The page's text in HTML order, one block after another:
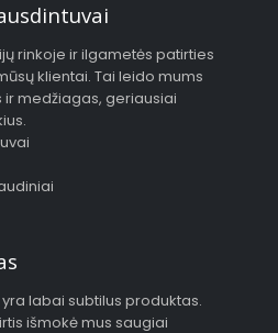
rinkoje ir ilgametės patirties
klientai. Tai leido mums
medžiagas, geriausiai
labai subtilus produktas.
išmokė mus saugiai